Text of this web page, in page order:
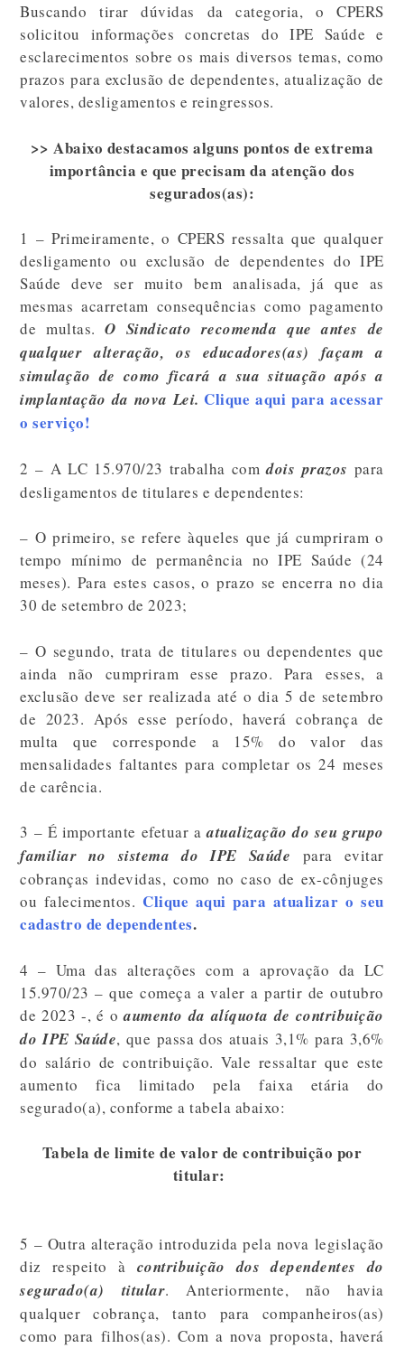
Buscando tirar dúvidas da categoria, o CPERS
solicitou informações concretas do IPE Saúde e
esclarecimentos sobre os mais diversos temas, como
prazos para exclusão de dependentes, atualização de
valores, desligamentos e reingressos.
>> Abaixo destacamos alguns pontos de extrema
importância e que precisam da atenção dos
segurados(as):
1 – Primeiramente, o CPERS ressalta que qualquer
desligamento ou exclusão de dependentes do IPE
Saúde deve ser muito bem analisada, já que as
mesmas acarretam consequências como pagamento
de multas.O Sindicato recomenda que antes de
qualquer alteração, os educadores(as) façam a
simulação de como ficará a sua situação após a
implantação da nova Lei. Clique aqui para acessar
o serviço!
2 – A LC 15.970/23 trabalha comdois prazos para
desligamentos de titulares e dependentes:
– O primeiro, se refere àqueles que já cumpriram o
tempo mínimo de permanência no IPE Saúde (24
meses). Para estes casos, o prazo se encerra no dia
30 de setembro de 2023;
– O segundo, trata de titulares ou dependentes que
ainda não cumpriram esse prazo. Para esses, a
exclusão deve ser realizada até o dia 5 de setembro
de 2023. Após esse período, haverá cobrança de
multa que corresponde a 15% do valor das
mensalidades faltantes para completar os 24 meses
de carência.
3 – É importante efetuar aatualização do seu grupo
familiar no sistema do IPE Saúde para evitar
cobranças indevidas, como no caso de ex-cônjuges
ou falecimentos. Clique aqui para atualizar o seu
cadastro de dependentes.
4 – Uma das alterações com a aprovação da LC
15.970/23 – que começa a valer a partir de outubro
de 2023 -, é oaumento da alíquota de contribuição
do IPE Saúde, que passa dos atuais 3,1% para 3,6%
do salário de contribuição. Vale ressaltar que este
aumento fica limitado pela faixa etária do
segurado(a), conforme a tabela abaixo:
Tabela de limite de valor de contribuição por
titular:
5 – Outra alteração introduzida pela nova legislação
diz respeito à contribuição dos dependentes do
segurado(a) titular. Anteriormente, não havia
qualquer cobrança, tanto para companheiros(as)
como para filhos(as). Com a nova proposta, haverá